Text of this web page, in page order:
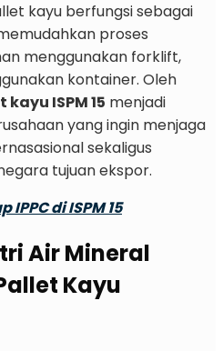
kayu berfungsi sebagai
proses
menggunakan forklift,
kontainer. Oleh
kayu ISPM 15 menjadi
yang ingin menjaga
sekaligus
tujuan ekspor.
IPPC di ISPM 15
Air Mineral
Kayu